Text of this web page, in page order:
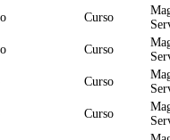
Curso
Curso
Curso
Curso